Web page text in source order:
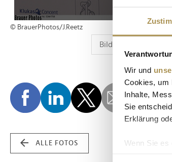
Wir und
Cookies, um
Inhalte,
Sie
Erklärung
Wenn Sie es
© BrauerPhotos/J.Reetz
ALLE FOTOS